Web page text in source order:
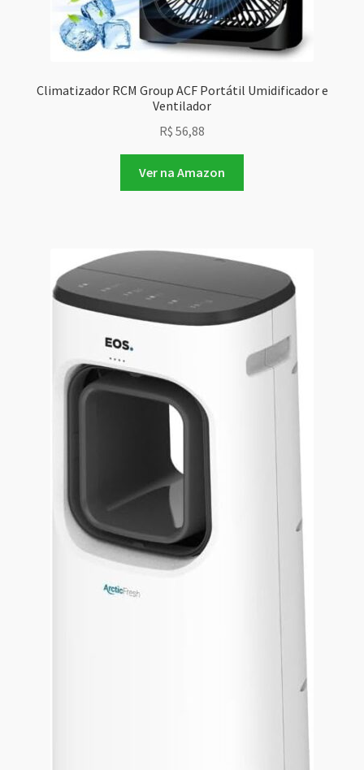
Climatizador RCM Group ACF Portátil Umidificador e
Ventilador
R$ 56,88
Ver na Amazon